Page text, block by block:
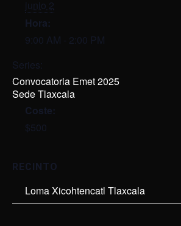
junio 2
Hora:
9:00 AM - 2:00 PM
Series:
Convocatoria Emet 2025
Sede Tlaxcala
Coste:
$500
RECINTO
Loma Xicohtencatl Tlaxcala